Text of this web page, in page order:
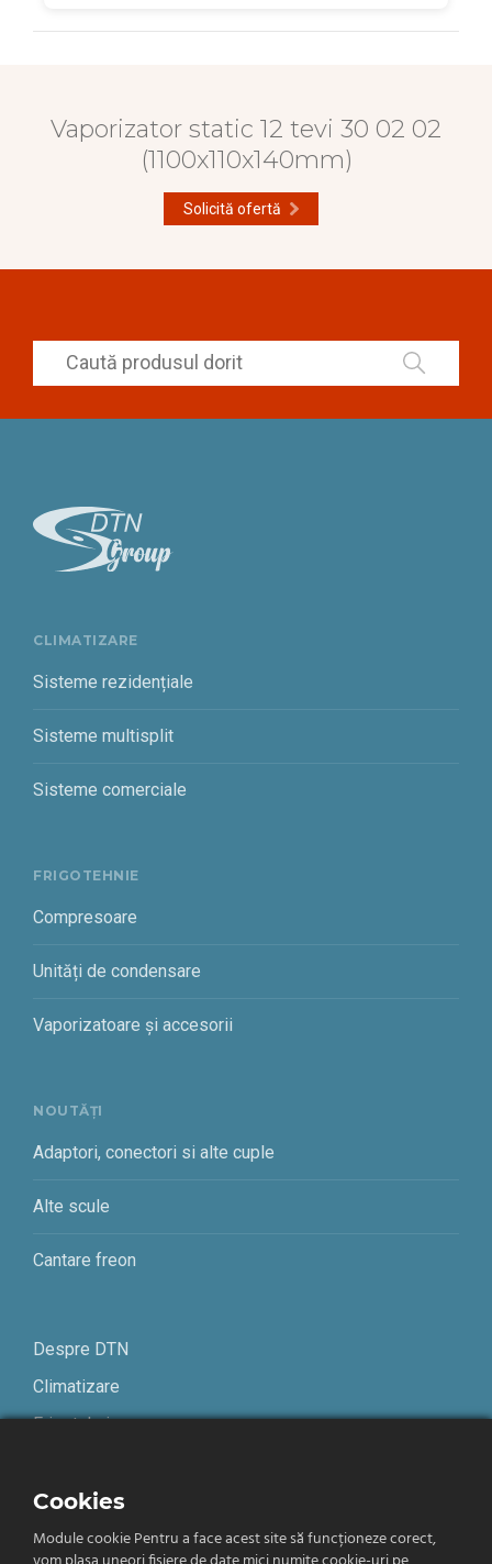
Vaporizator static 12 tevi 30 02 02
(1100x110x140mm)
Solicită ofertă
CLIMATIZARE
Sisteme rezidențiale
Sisteme multisplit
Sisteme comerciale
FRIGOTEHNIE
Compresoare
Unități de condensare
Vaporizatoare și accesorii
NOUTĂȚI
Adaptori, conectori si alte cuple
Alte scule
Cantare freon
Despre DTN
Climatizare
Frigotehnie
Termeni și condiții
Cookies
Module cookie Pentru a face acest site să funcționeze corect,